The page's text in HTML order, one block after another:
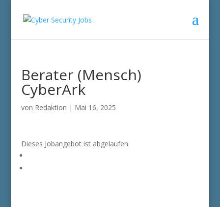
Berater (Mensch)
CyberArk
von Redaktion | Mai 16, 2025
Dieses Jobangebot ist abgelaufen.